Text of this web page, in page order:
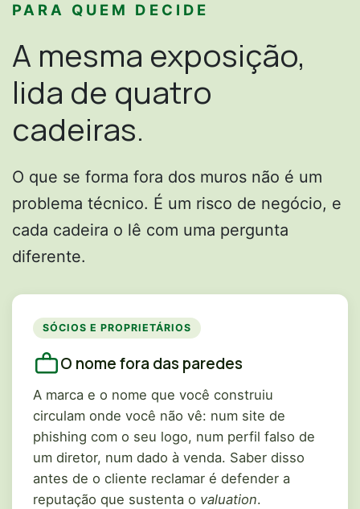
PARA QUEM DECIDE
A mesma exposição,
lida de quatro
cadeiras.
O que se forma fora dos muros não é um
problema técnico. É um risco de negócio, e
cada cadeira o lê com uma pergunta
diferente.
SÓCIOS E PROPRIETÁRIOS
O nome fora das paredes
A marca e o nome que você construiu
circulam onde você não vê: num site de
phishing com o seu logo, num perfil falso de
um diretor, num dado à venda. Saber disso
antes de o cliente reclamar é defender a
reputação que sustenta o valuation.